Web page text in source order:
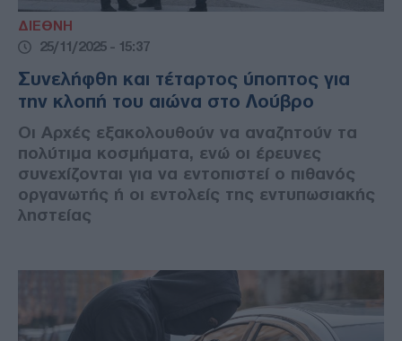
ΔΙΕΘΝΗ
25/11/2025 - 15:37
Συνελήφθη και τέταρτος ύποπτος για
την κλοπή του αιώνα στο Λούβρο
Οι Αρχές εξακολουθούν να αναζητούν τα
πολύτιμα κοσμήματα, ενώ οι έρευνες
συνεχίζονται για να εντοπιστεί ο πιθανός
οργανωτής ή οι εντολείς της εντυπωσιακής
ληστείας